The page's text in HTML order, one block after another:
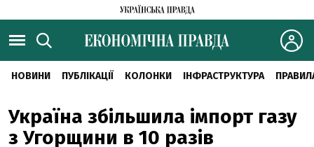
НОВИНИ ПУБЛІКАЦІЇ КОЛОНКИ ІНФРАСТРУКТУРА
Україна збільшила імпорт газу
з Угорщини в 10 разів